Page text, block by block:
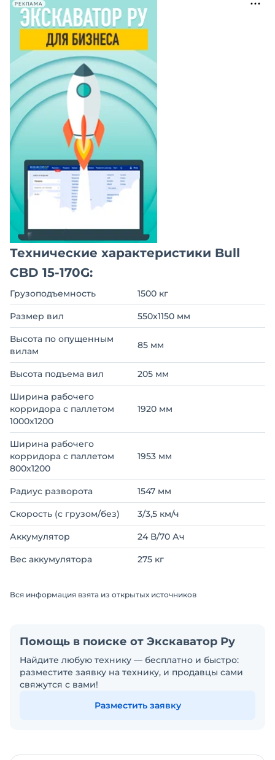
РЕКЛАМА
Технические характеристики Bull
CBD 15-170G:
Грузоподъемность 1500 кг
Размер вил 550х1150 мм
Высота по опущенным
вилам
85 мм
Высота подъема вил 205 мм
Ширина рабочего
корридора с паллетом
1000х1200
1920 мм
Ширина рабочего
корридора с паллетом
800х1200
1953 мм
Радиус разворота 1547 мм
Скорость (с грузом/без) 3/3,5 км/ч
Аккумулятор 24 В/70 Ач
Вес аккумулятора 275 кг
Вся информация взята из открытых источников
Помощь в поиске от Экскаватор Ру
Найдите любую технику — бесплатно и быстро:
разместите заявку на технику, и продавцы сами
свяжутся с вами!
Разместить заявку